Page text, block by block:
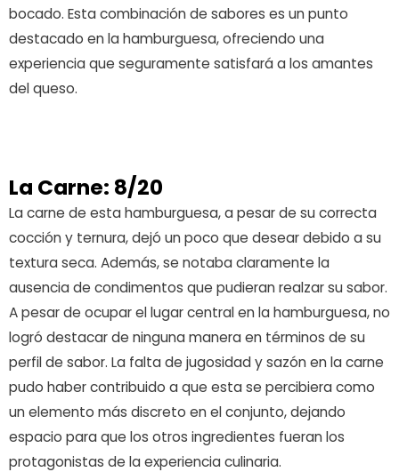
bocado. Esta combinación de sabores es un punto
destacado en la hamburguesa, ofreciendo una
experiencia que seguramente satisfará a los amantes
del queso.
La Carne: 8/20
La carne de esta hamburguesa, a pesar de su correcta
cocción y ternura, dejó un poco que desear debido a su
textura seca. Además, se notaba claramente la
ausencia de condimentos que pudieran realzar su sabor.
A pesar de ocupar el lugar central en la hamburguesa, no
logró destacar de ninguna manera en términos de su
perfil de sabor. La falta de jugosidad y sazón en la carne
pudo haber contribuido a que esta se percibiera como
un elemento más discreto en el conjunto, dejando
espacio para que los otros ingredientes fueran los
protagonistas de la experiencia culinaria.